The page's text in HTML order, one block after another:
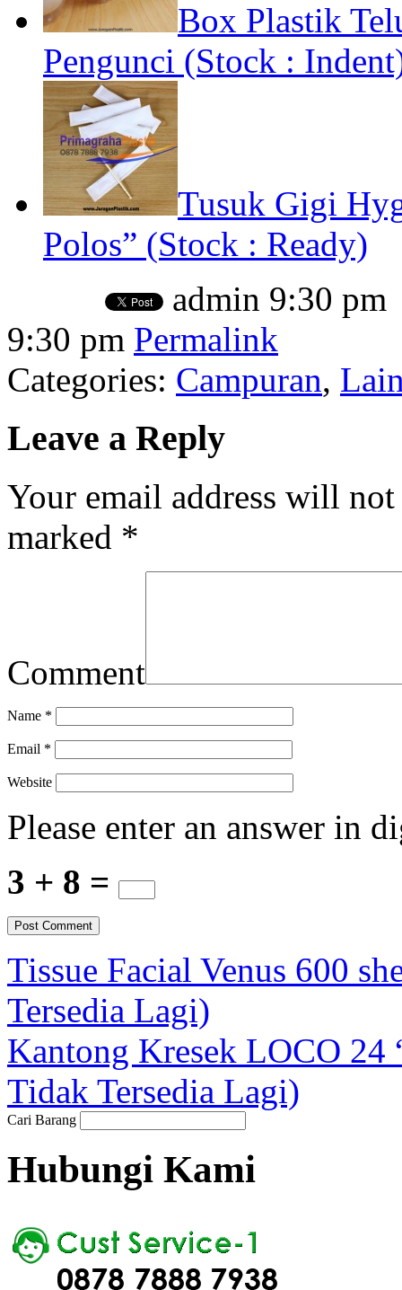
Box Plastik
Pengunci (Stock :
Tusuk Gigi
Polos” (Stock : Ready)
admin 9:30 pm
9:30 pm Permalink
Categories: Campuran,
Leave a Reply
Your email address will
marked *
Comment
Name *
Email *
Website
Please enter an answer in
3 + 8 =
Tissue Facial Venus 600
Tersedia Lagi)
Kantong Kresek LOCO 24
Tidak Tersedia Lagi)
Cari Barang
Hubungi Kami